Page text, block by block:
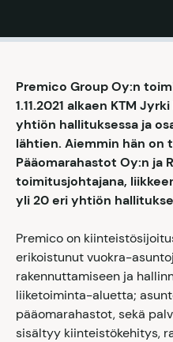
Premico Group Oy:n
1.11.2021 alkaen KTM
yhtiön hallituksessa ja
lähtien. Aiemmin hän on
Pääomarahastot Oy:n ja
toimitusjohtajana,
yli 20 eri yhtiön
Premico on
erikoistunut vuokra-
rakennuttamiseen ja
liiketoiminta-aluetta;
pääomarahastot, sekä
sisältyy kiinteistökehitys,